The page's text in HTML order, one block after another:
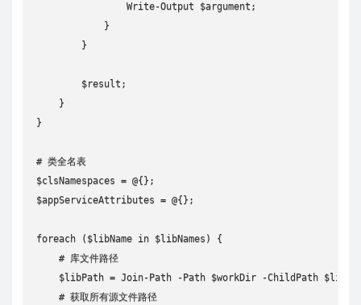
                Write-Output $argument;
            }
        }
        $result;
    }
}
# 类全名表
$clsNamespaces = @{};
$appServiceAttributes = @{};
foreach ($libName in $libNames) {
    # 库文件路径
$libPath = Join-Path -Path $workDir -ChildPath
    # 获取所有源文件路径